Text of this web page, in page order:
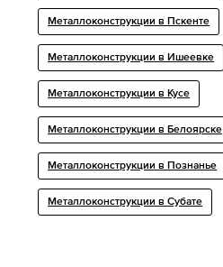
Металлоконструкции в Пскенте
Металлоконструкции в Ишеевке
Металлоконструкции в Кусе
Металлоконструкции в Белоярске
Металлоконструкции в Познанье
Металлоконструкции в Субате